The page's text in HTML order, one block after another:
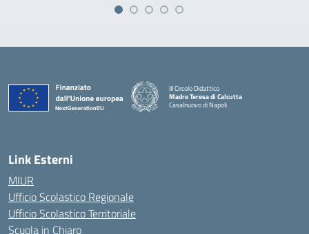
III Circolo Didattico
Madre Teresa di Calcutta
Casalnuovo di Napoli
— Visita la pagina iniziale della scuola
Link Esterni
MIUR
Ufficio Scolastico Regionale
Ufficio Scolastico Territoriale
Scuola in Chiaro